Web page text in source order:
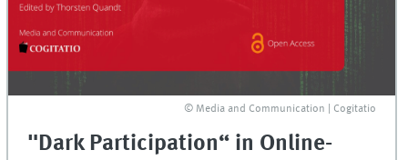
© Media and Communication | Cogitatio
"Dark Participation“ in Online-